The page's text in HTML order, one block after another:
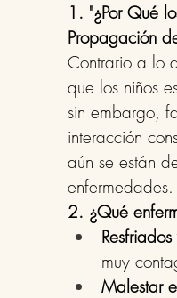
1. "¿Por Qué
Propagación
Contrario a lo
que los niños
sin embargo,
interacción
aún se están
enfermedades.
2. ¿Qué
muy
Malestar